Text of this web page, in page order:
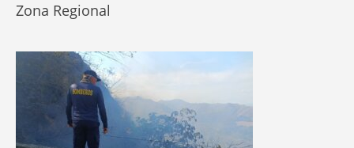
Zona Regional